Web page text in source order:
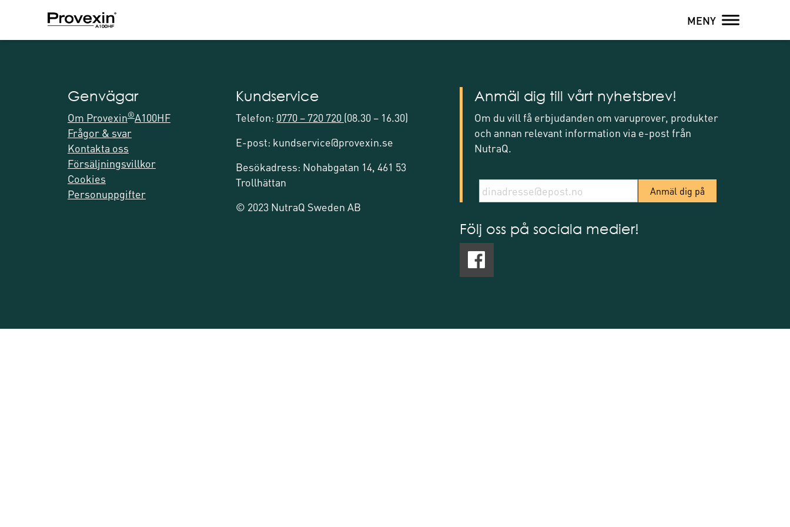
MENY
Genvägar
Om Provexin®A100HF
Frågor & svar
Kontakta oss
Försäljningsvillkor
Cookies
Personuppgifter
Kundservice
Telefon: 0770 – 720 720 (08.30 – 16.30)
E-post: kundservice@provexin.se
Besökadress: Nohabgatan 14, 461 53
Trollhättan
© 2023 NutraQ Sweden AB
Anmäl dig till vårt nyhetsbrev!
Om du vill få erbjudanden om varuprover, produkter
och annan relevant information via e-post från
NutraQ.
Följ oss på sociala medier!